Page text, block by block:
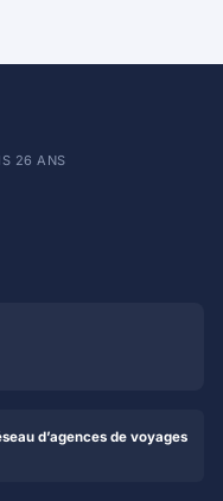
26 ANS
d’agences de voyages